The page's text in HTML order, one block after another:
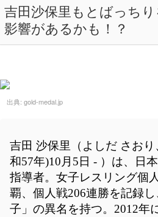
吉田沙保里もとばっち
影響があるかも！？
出典: gold-medal.jp
吉田 沙保里（よしだ さお
和57年)10月5日 - ）は、日
指導者。女子レスリング個
覇、個人戦206連勝を記録
子」の異名を持つ。2012年